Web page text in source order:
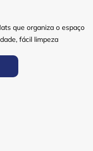
que organiza o espaço
fácil limpeza